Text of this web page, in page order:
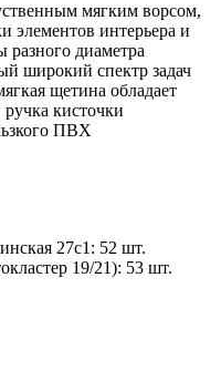
мягким ворсом,
элементов интерьера и
разного диаметра
широкий спектр задач
щетина обладает
кисточки
ПВХ
27с1: 52 шт.
19/21): 53 шт.